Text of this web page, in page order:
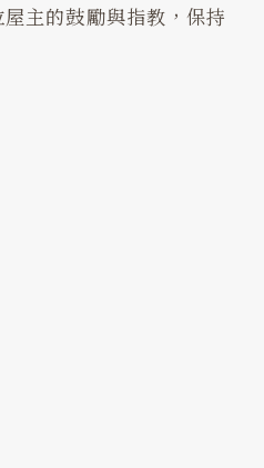
主的鼓勵與指教，保持